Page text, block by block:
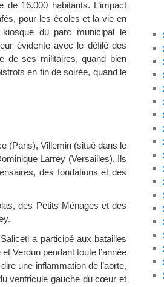
de 16.000 habitants. L’impact
pour les écoles et la vie en
du parc municipal le
évidente avec le défilé des
de ses militaires, quand bien
en fin de soirée, quand le
(Paris), Villemin (situé dans le
Larrey (Versailles). Ils
des fondations et des
des Petits Ménages et des
a participé aux batailles
Verdun pendant toute l’année
une inflammation de l’aorte,
ventricule gauche du cœur et